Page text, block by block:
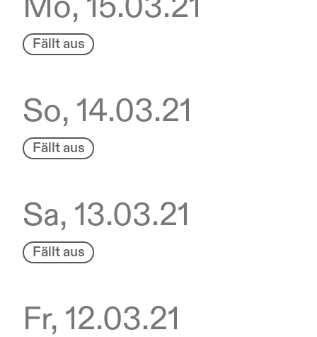
Mo, 15.03.21
Fällt aus
So, 14.03.21
Fällt aus
Sa, 13.03.21
Fällt aus
Fr, 12.03.21